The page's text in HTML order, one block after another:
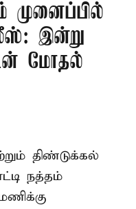
முனைப்பில்
இன்று
மோதல்
திண்டுக்கல்
நத்தம்